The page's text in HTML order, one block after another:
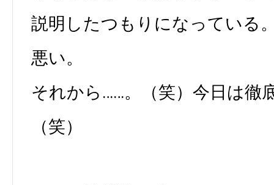
説明したつもりになっている
悪い。
それから……。（笑）今日は徹
（笑）